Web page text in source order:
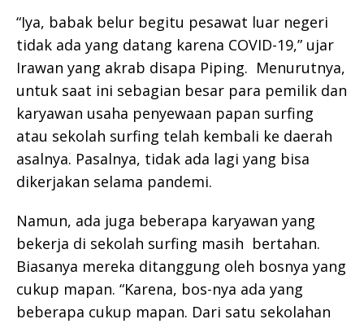
“Iya, babak belur begitu pesawat luar negeri
tidak ada yang datang karena COVID-19,” ujar
Irawan yang akrab disapa Piping. Menurutnya,
untuk saat ini sebagian besar para pemilik dan
karyawan usaha penyewaan papan surfing
atau sekolah surfing telah kembali ke daerah
asalnya. Pasalnya, tidak ada lagi yang bisa
dikerjakan selama pandemi.
Namun, ada juga beberapa karyawan yang
bekerja di sekolah surfing masih bertahan.
Biasanya mereka ditanggung oleh bosnya yang
cukup mapan. “Karena, bos-nya ada yang
beberapa cukup mapan. Dari satu sekolahan